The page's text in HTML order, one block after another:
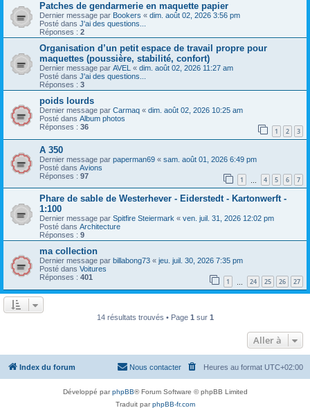
Patches de gendarmerie en maquette papier
Dernier message par Bookers « dim. août 02, 2026 3:56 pm
Posté dans J'ai des questions...
Réponses : 2
Organisation d’un petit espace de travail propre pour
maquettes (poussière, stabilité, confort)
Dernier message par AVEL « dim. août 02, 2026 11:27 am
Posté dans J'ai des questions...
Réponses : 3
poids lourds
Dernier message par Carmaq « dim. août 02, 2026 10:25 am
Posté dans Album photos
Réponses : 36 1 2 3
A 350
Dernier message par paperman69 « sam. août 01, 2026 6:49 pm
Posté dans Avions
Réponses : 97 1 4 5 6 7
Phare de sable de Westerhever - Eiderstedt - Kartonwerft -
1:100
Dernier message par Spitfire Steiermark « ven. juil. 31, 2026 12:02 pm
Posté dans Architecture
Réponses : 9
ma collection
Dernier message par billabong73 « jeu. juil. 30, 2026 7:35 pm
Posté dans Voitures
Réponses : 401 1 24 25 26 27
14 résultats trouvés • Page 1 sur 1
Aller à
Index du forum Heures au format UTC+02:00
Nous contacter
Développé parphpBB® Forum Software © phpBB Limited
Traduit parphpBB-fr.com